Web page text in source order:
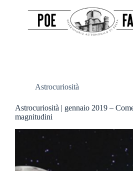
Astrocuriosità
Astrocuriosità | gennaio 2019 –
magnitudini